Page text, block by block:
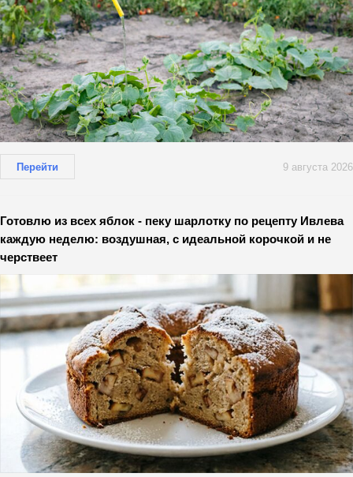
Перейти 9 августа 2026
Готовлю из всех яблок - пеку шарлотку по рецепту Ивлева
каждую неделю: воздушная, с идеальной корочкой и не
черствеет